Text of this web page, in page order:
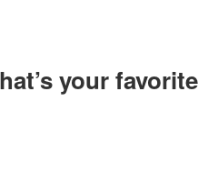
your favorite